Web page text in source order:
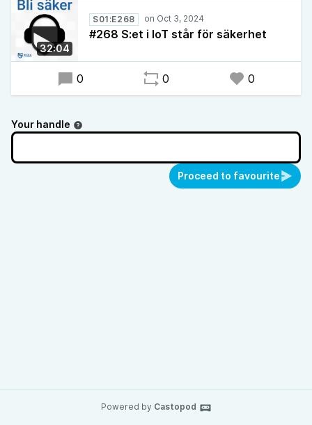
realtidsavläsare till sin elmätare fick han
ytterligare ett exempel på detta.
32:04
S01:E268
#268 S:et i IoT står för säkerhet
0 0 0
Your handle
Proceed to favourite
Powered by Castopod